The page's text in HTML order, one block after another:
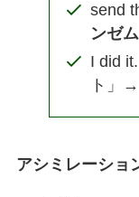
send
ンゼム
I did
ト」→
アシミレーショ